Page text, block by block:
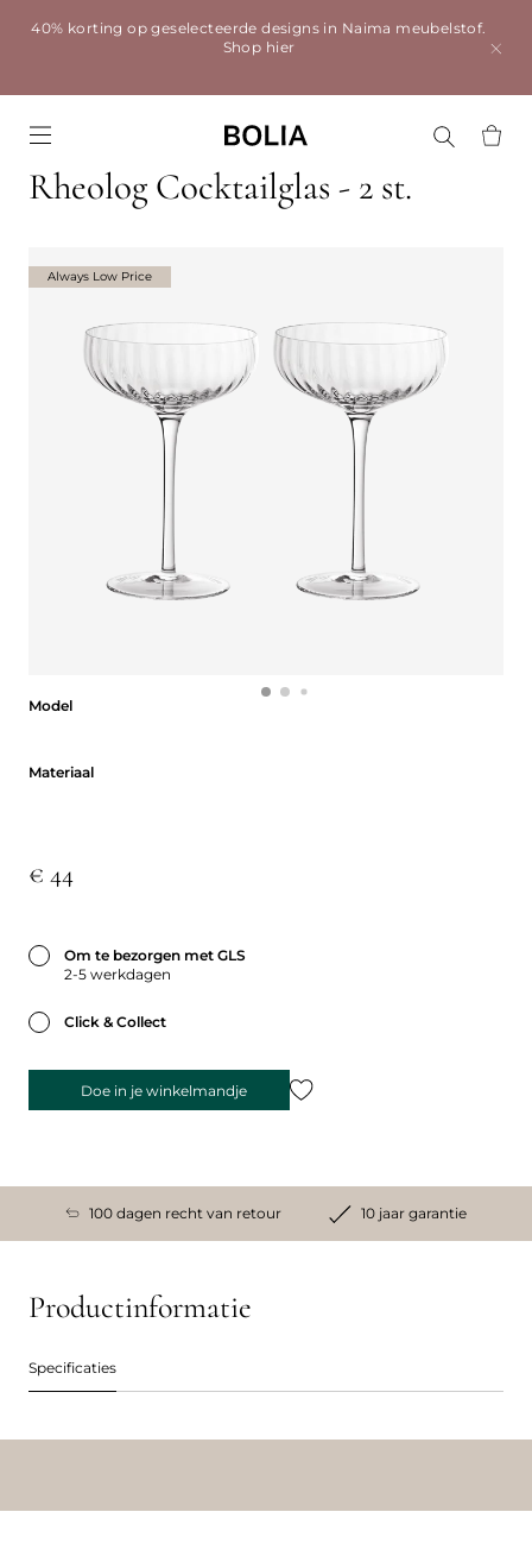
40% korting op geselecteerde designs in Naima meubelstof.
Shop hier
Rheolog Cocktailglas - 2 st.
Model
Materiaal
€ 44
Om te bezorgen met GLS
2-5 werkdagen
Click & Collect
Doe in je winkelmandje
Always Low Price
100 dagen recht van retour 10 jaar garantie
Productinformatie
Specificaties